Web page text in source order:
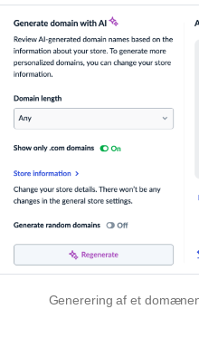
Generering af et